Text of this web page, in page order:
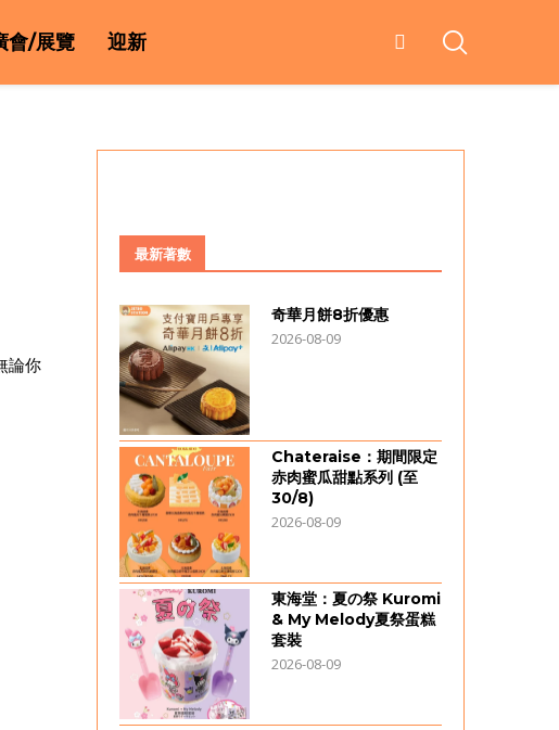
會/展覽 迎新
論你
最新著數
奇華月餅8折優惠
2026-08-09
Chateraise：期間限定
赤肉蜜瓜甜點系列 (至
30/8)
2026-08-09
東海堂：夏の祭 Kuromi
& My Melody夏祭蛋糕
套裝
2026-08-09